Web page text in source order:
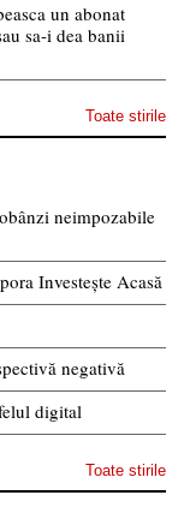
un abonat
sa-i dea banii
Toate stirile
neimpozabile
Investește Acasă
negativă
digital
Toate stirile